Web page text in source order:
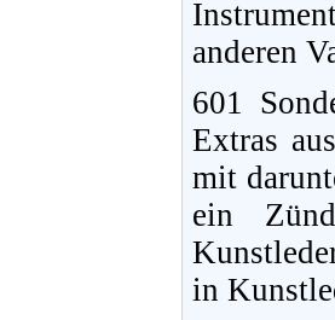
anderen
601
Extras
mit
ein
in